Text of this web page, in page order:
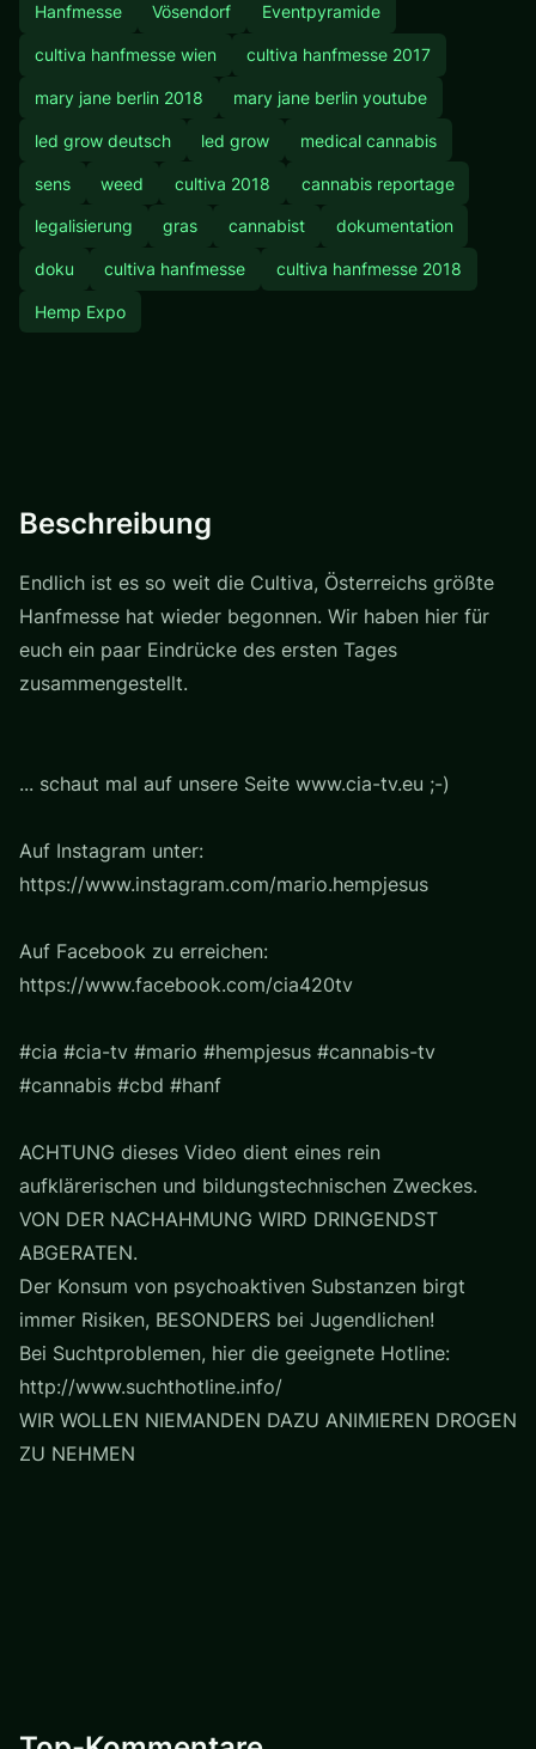
Hanfmesse Vösendorf Eventpyramide
cultiva hanfmesse wien cultiva hanfmesse 2017
mary jane berlin 2018 mary jane berlin youtube
led grow deutsch led grow medical cannabis
sens weed cultiva 2018 cannabis reportage
legalisierung gras cannabist dokumentation
doku cultiva hanfmesse cultiva hanfmesse 2018
Hemp Expo
Beschreibung
Endlich ist es so weit die Cultiva, Österreichs größte
Hanfmesse hat wieder begonnen. Wir haben hier für
euch ein paar Eindrücke des ersten Tages
zusammengestellt.
... schaut mal auf unsere Seite www.cia-tv.eu ;-)
Auf Instagram unter:
https://www.instagram.com/mario.hempjesus
Auf Facebook zu erreichen:
https://www.facebook.com/cia420tv
#cia #cia-tv #mario #hempjesus #cannabis-tv
#cannabis #cbd #hanf
ACHTUNG dieses Video dient eines rein
aufklärerischen und bildungstechnischen Zweckes.
VON DER NACHAHMUNG WIRD DRINGENDST
ABGERATEN.
Der Konsum von psychoaktiven Substanzen birgt
immer Risiken, BESONDERS bei Jugendlichen!
Bei Suchtproblemen, hier die geeignete Hotline:
http://www.suchthotline.info/
WIR WOLLEN NIEMANDEN DAZU ANIMIEREN DROGEN
ZU NEHMEN